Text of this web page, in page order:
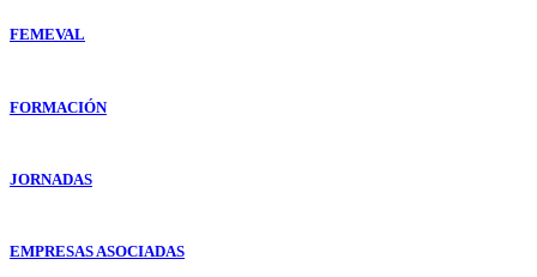
FEMEVAL
FORMACIÓN
JORNADAS
EMPRESAS ASOCIADAS